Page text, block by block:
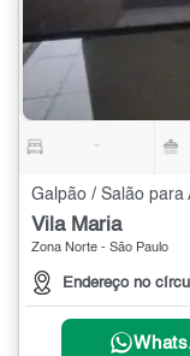
-
Galpão / Salão para
Vila Maria
Zona Norte - São Paulo
Endereço no